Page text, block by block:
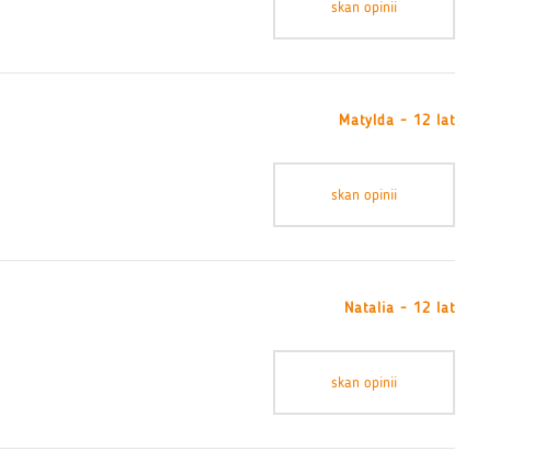
skan opinii
Matylda - 12 lat
skan opinii
Natalia - 12 lat
skan opinii